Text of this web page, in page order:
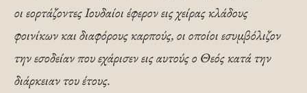
οι εορτάζοντες Ιουδαίοι έφερον εις χείρας κλάδους
φοινίκων και διαφόρους καρπούς, οι οποίοι εσυμβόλιζον
την εσοδείαν που εχάρισεν εις αυτούς ο Θεός κατά την
διάρκειαν του έτους.